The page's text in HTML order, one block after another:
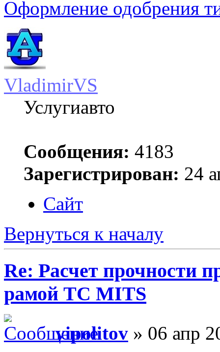
Оформление одобрения
VladimirVS
Услугиавто
Сообщения: 4183
Зарегистрирован: 24
Сайт
Вернуться к началу
Re: Расчет прочности
рамой ТС MITS
vipolitov » 06 апр